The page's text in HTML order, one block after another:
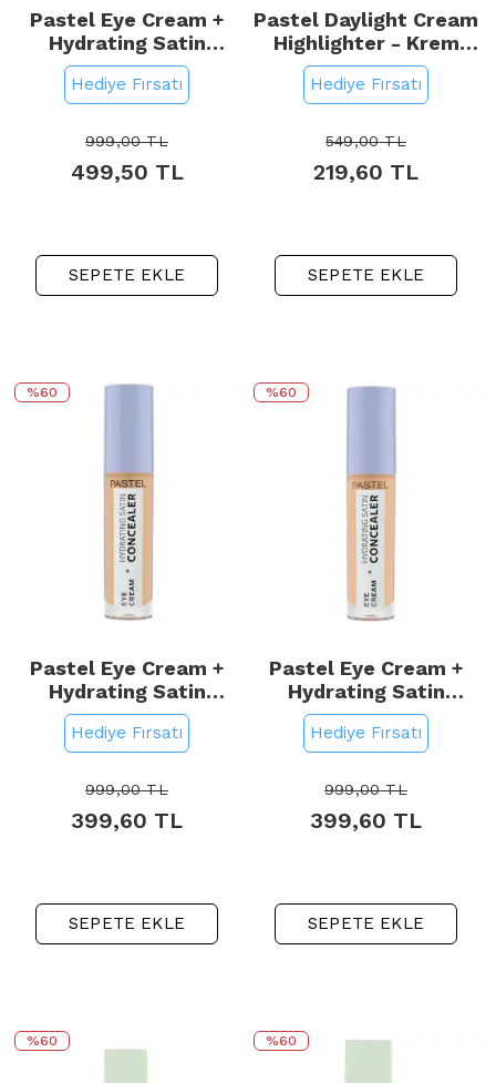
Pastel Eye Cream +
Hydrating Satin
Concealer - Göz Altı
Kapatıcı No: 63
Hediye Fırsatı
999,00TL
499,50 TL
SEPETE EKLE
Pastel Daylight Cream
Highlighter - Krem
Aydınlatıcı No: 14
MilkyWay
Hediye Fırsatı
549,00TL
219,60 TL
SEPETE EKLE
%60
Pastel Eye Cream +
Hydrating Satin
Concealer - Göz Altı
Kapatıcı No: 64
Hediye Fırsatı
999,00TL
399,60 TL
SEPETE EKLE
%60
Pastel Eye Cream +
Hydrating Satin
Concealer - Göz Altı
Kapatıcı No: 65
Hediye Fırsatı
999,00TL
399,60 TL
SEPETE EKLE
%60 %60